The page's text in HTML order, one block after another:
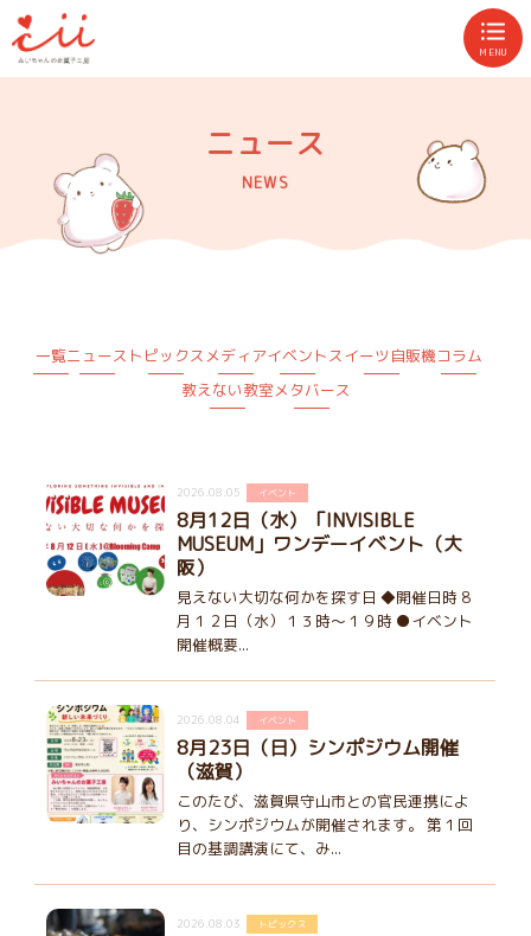
MENU
ニュース
NEWS
一覧ニュース トピックスメディアイベントスイーツ自販機コラム
教えない教室メタバース
2026.08.05 イベント
8月12日（水）「INVISIBLE
MUSEUM」ワンデーイベント（大
阪）
見えない大切な何かを探す日 ◆開催日時 8
月１２日（水）１３時～１９時 ●イベント
開催概要...
2026.08.04 イベント
8月23日（日）シンポジウム開催
（滋賀）
このたび、滋賀県守山市との官民連携によ
り、シンポジウムが開催されます。 第１回
目の基調講演にて、み...
2026.08.03 トピックス